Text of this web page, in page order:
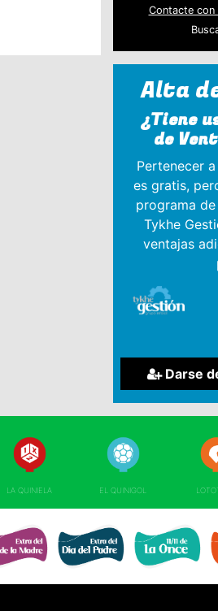
Contacte con
Alta
¿Tiene
de
Pertenecer
es gratis,
programa
Tykhe
ventajas
Darse
LA QUINIELA EL QUINIGOL